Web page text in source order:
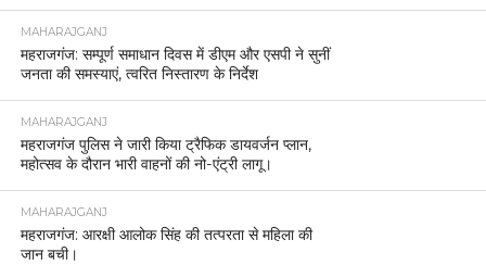
MAHARAJGANJ
महराजगंज: सम्पूर्ण समाधान दिवस में डीएम और एसपी ने सुनीं
जनता की समस्याएं, त्वरित निस्तारण के निर्देश
MAHARAJGANJ
महराजगंज पुलिस ने जारी किया ट्रैफिक डायवर्जन प्लान,
महोत्सव के दौरान भारी वाहनों की नो-एंट्री लागू।
MAHARAJGANJ
महराजगंज: आरक्षी आलोक सिंह की तत्परता से महिला की
जान बची।